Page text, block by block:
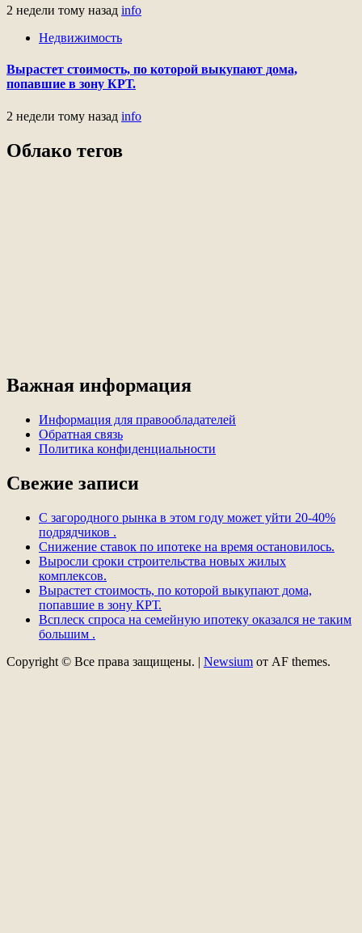
2 недели тому назад info
Недвижимость
Вырастет стоимость, по которой выкупают дома,
попавшие в зону КРТ.
2 недели тому назад info
Облако тегов
Важная информация
Информация для правообладателей
Обратная связь
Политика конфиденциальности
Свежие записи
С загородного рынка в этом году может уйти 20-40%
подрядчиков .
Снижение ставок по ипотеке на время остановилось.
Выросли сроки строительства новых жилых
комплексов.
Вырастет стоимость, по которой выкупают дома,
попавшие в зону КРТ.
Всплеск спроса на семейную ипотеку оказался не таким
большим .
Copyright © Все права защищены. | Newsium от AF themes.